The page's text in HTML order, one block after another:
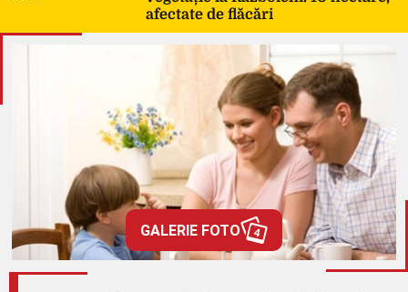
afectate de flăcări
GALERIE FOTO 4